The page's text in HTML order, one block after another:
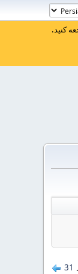
کنید.
31